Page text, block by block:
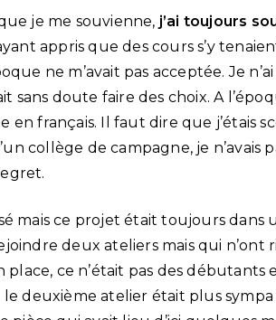
je me souvienne, j’ai toujours
appris que des cours s’y
ne m’avait pas acceptée. Je
sans doute faire des choix. A
en français. Il faut dire que j’étais
collège de campagne, je n’avais
mais ce projet était toujours dans
deux ateliers mais qui n’ont
place, ce n’était pas des débutants
deuxième atelier était plus